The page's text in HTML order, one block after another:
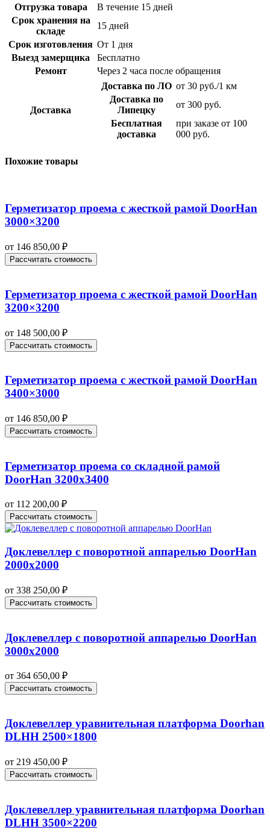
Отгрузка товара
В течение 15 дней
Срок хранения на
складе
15 дней
Срок изготовления От 1 дня
Выезд замерщика
Бесплатно
Ремонт
Через 2 часа после обращения
Доставка
Доставка по ЛО от 30 руб./1 км
Доставка по
Липецку
от 300 руб.
Бесплатная
доставка
при заказе от 100
000 руб.
Похожие товары
Герметизатор проема с жесткой рамой DoorHan
3000×3200
от 146 850,00 ₽
Рассчитать стоимость
Герметизатор проема с жесткой рамой DoorHan
3200×3200
от 148 500,00 ₽
Рассчитать стоимость
Герметизатор проема с жесткой рамой DoorHan
3400×3000
от 146 850,00 ₽
Рассчитать стоимость
Герметизатор проема со складной рамой
DoorHan 3200х3400
от 112 200,00 ₽
Рассчитать стоимость
Доклевеллер с поворотной аппарелью DoorHan
2000х2000
от 338 250,00 ₽
Рассчитать стоимость
Доклевеллер с поворотной аппарелью DoorHan
3000х2000
от 364 650,00 ₽
Рассчитать стоимость
Доклевеллер уравнительная платформа Doorhan
DLHH 2500×1800
от 219 450,00 ₽
Рассчитать стоимость
Доклевеллер уравнительная платформа Doorhan
DLHH 3500×2200